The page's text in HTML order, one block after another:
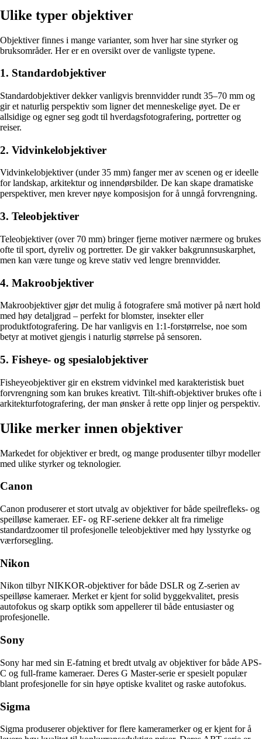
Ulike typer objektiver
Objektiver finnes i mange varianter, som hver har sine styrker og
bruksområder. Her er en oversikt over de vanligste typene.
1. Standardobjektiver
Standardobjektiver dekker vanligvis brennvidder rundt 35–70 mm og
gir et naturlig perspektiv som ligner det menneskelige øyet. De er
allsidige og egner seg godt til hverdagsfotografering, portretter og
reiser.
2. Vidvinkelobjektiver
Vidvinkelobjektiver (under 35 mm) fanger mer av scenen og er ideelle
for landskap, arkitektur og innendørsbilder. De kan skape dramatiske
perspektiver, men krever nøye komposisjon for å unngå forvrengning.
3. Teleobjektiver
Teleobjektiver (over 70 mm) bringer fjerne motiver nærmere og brukes
ofte til sport, dyreliv og portretter. De gir vakker bakgrunnsuskarphet,
men kan være tunge og kreve stativ ved lengre brennvidder.
4. Makroobjektiver
Makroobjektiver gjør det mulig å fotografere små motiver på nært hold
med høy detaljgrad – perfekt for blomster, insekter eller
produktfotografering. De har vanligvis en 1:1-forstørrelse, noe som
betyr at motivet gjengis i naturlig størrelse på sensoren.
5. Fisheye- og spesialobjektiver
Fisheyeobjektiver gir en ekstrem vidvinkel med karakteristisk buet
forvrengning som kan brukes kreativt. Tilt-shift-objektiver brukes ofte i
arkitekturfotografering, der man ønsker å rette opp linjer og perspektiv.
Ulike merker innen objektiver
Markedet for objektiver er bredt, og mange produsenter tilbyr modeller
med ulike styrker og teknologier.
Canon
Canon produserer et stort utvalg av objektiver for både speilrefleks- og
speilløse kameraer. EF- og RF-seriene dekker alt fra rimelige
standardzoomer til profesjonelle teleobjektiver med høy lysstyrke og
værforsegling.
Nikon
Nikon tilbyr NIKKOR-objektiver for både DSLR og Z-serien av
speilløse kameraer. Merket er kjent for solid byggekvalitet, presis
autofokus og skarp optikk som appellerer til både entusiaster og
profesjonelle.
Sony
Sony har med sin E-fatning et bredt utvalg av objektiver for både APS-
C og full-frame kameraer. Deres G Master-serie er spesielt populær
blant profesjonelle for sin høye optiske kvalitet og raske autofokus.
Sigma
Sigma produserer objektiver for flere kameramerker og er kjent for å